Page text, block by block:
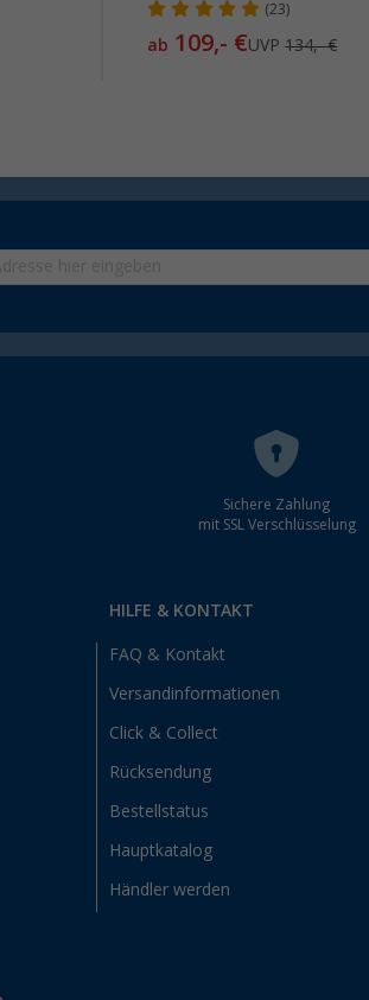
(23)
ab 109,- €UVP134,- €
Sichere Zahlung
mit SSL Verschlüsselung
HILFE & KONTAKT
FAQ & Kontakt
Versandinformationen
Click & Collect
Rücksendung
Bestellstatus
Hauptkatalog
Händler werden